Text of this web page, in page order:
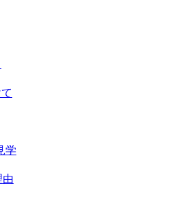
学